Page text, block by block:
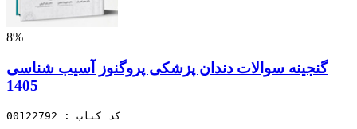
8%
گنجینه سوالات دندان پزشکی پروگنوز آسیب شناسی
1405
کد کتاب : 00122792